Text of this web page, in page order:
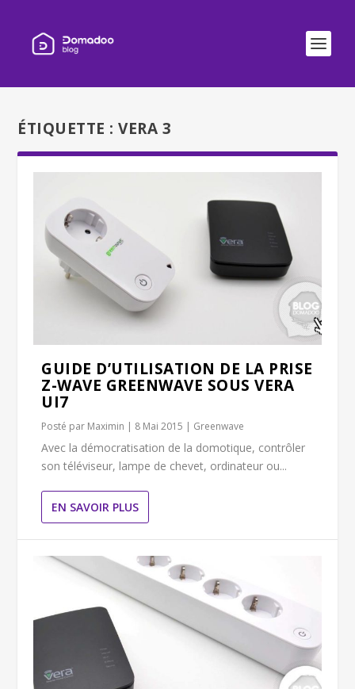
ÉTIQUETTE :VERA 3
GUIDE D’UTILISATION DE LA PRISE
Z-WAVE GREENWAVE SOUS VERA
UI7
Posté par Maximin | 8 Mai 2015 | Greenwave
Avec la démocratisation de la domotique, contrôler
son téléviseur, lampe de chevet, ordinateur ou...
EN SAVOIR PLUS